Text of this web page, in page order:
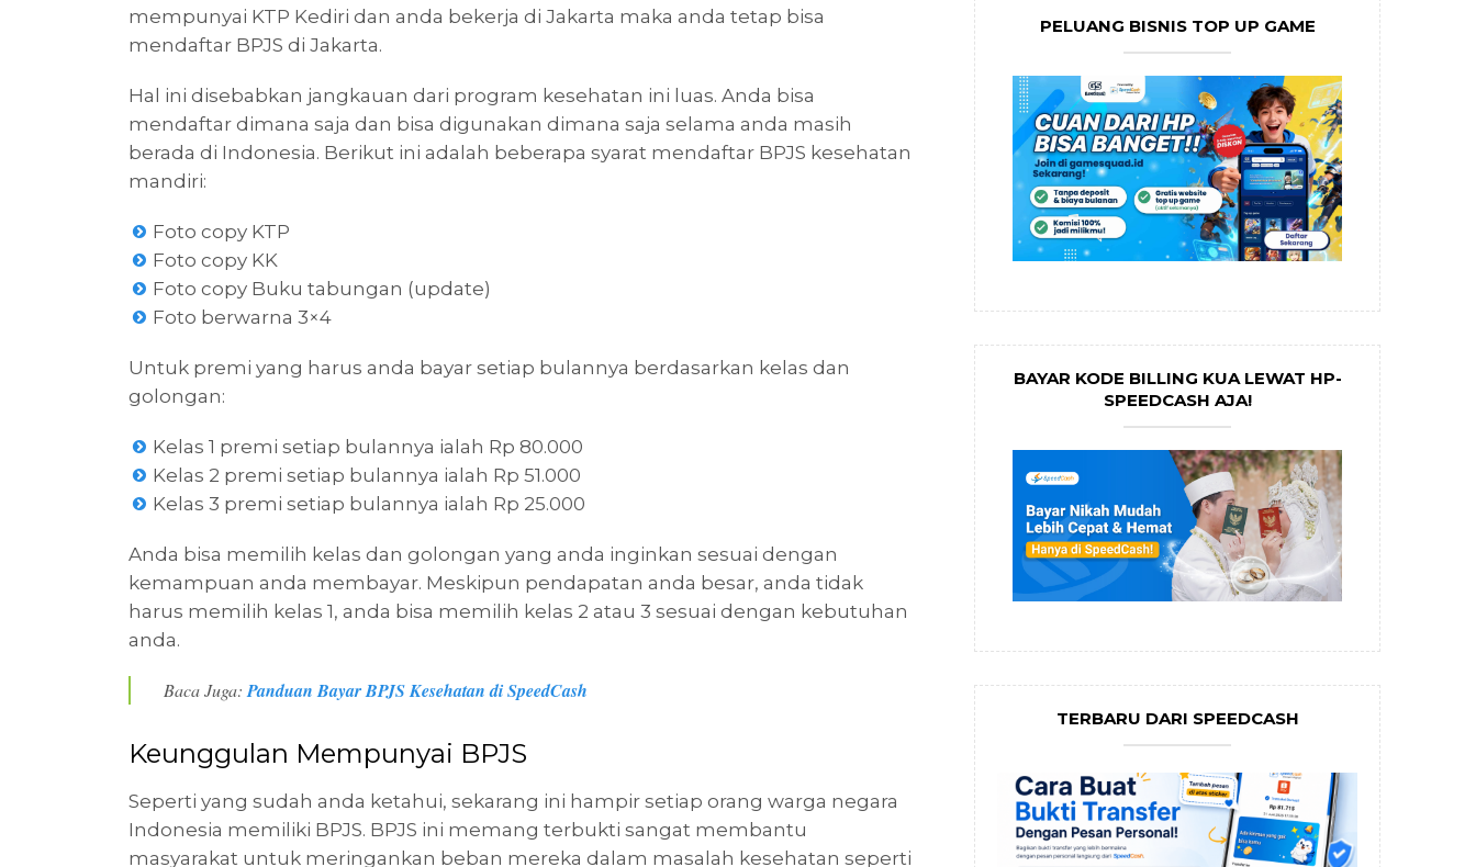
mempunyai KTP Kediri dan anda bekerja di Jakarta maka anda tetap bisa
mendaftar BPJS di Jakarta.
Hal ini disebabkan jangkauan dari program kesehatan ini luas. Anda bisa
mendaftar dimana saja dan bisa digunakan dimana saja selama anda masih
berada di Indonesia. Berikut ini adalah beberapa syarat mendaftar BPJS kesehatan
mandiri:
Foto copy KTP
Foto copy KK
Foto copy Buku tabungan (update)
Foto berwarna 3×4
Untuk premi yang harus anda bayar setiap bulannya berdasarkan kelas dan
golongan:
Kelas 1 premi setiap bulannya ialah Rp 80.000
Kelas 2 premi setiap bulannya ialah Rp 51.000
Kelas 3 premi setiap bulannya ialah Rp 25.000
Anda bisa memilih kelas dan golongan yang anda inginkan sesuai dengan
kemampuan anda membayar. Meskipun pendapatan anda besar, anda tidak
harus memilih kelas 1, anda bisa memilih kelas 2 atau 3 sesuai dengan kebutuhan
anda.
Baca Juga: Panduan Bayar BPJS Kesehatan di SpeedCash
Keunggulan Mempunyai BPJS
Seperti yang sudah anda ketahui, sekarang ini hampir setiap orang warga negara
Indonesia memiliki BPJS. BPJS ini memang terbukti sangat membantu
masyarakat untuk meringankan beban mereka dalam masalah kesehatan seperti
PELUANG BISNIS TOP UP GAME
BAYAR KODE BILLING KUA LEWAT HP-
SPEEDCASH AJA!
TERBARU DARI SPEEDCASH